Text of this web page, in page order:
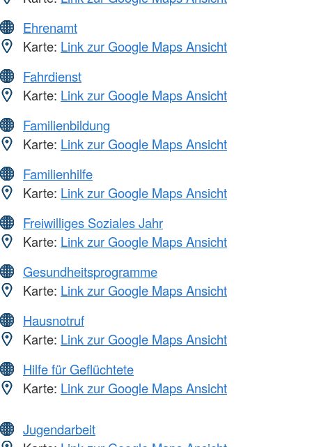
Ehrenamt
Karte: Link zur Google Maps Ansicht
Fahrdienst
Karte: Link zur Google Maps Ansicht
Familienbildung
Karte: Link zur Google Maps Ansicht
Familienhilfe
Karte: Link zur Google Maps Ansicht
Freiwilliges Soziales Jahr
Karte: Link zur Google Maps Ansicht
Gesundheitsprogramme
Karte: Link zur Google Maps Ansicht
Hausnotruf
Karte: Link zur Google Maps Ansicht
Hilfe für Geflüchtete
Karte: Link zur Google Maps Ansicht
Jugendarbeit